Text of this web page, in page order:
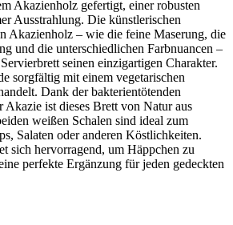
Akazienholz gefertigt, einer robusten
Ausstrahlung. Die künstlerischen
Akazienholz – wie die feine Maserung, die
und die unterschiedlichen Farbnuancen –
seinen einzigartigen Charakter.
sorgfältig mit einem vegetarischen
Dank der bakterientötenden
Akazie ist dieses Brett von Natur aus
weißen Schalen sind ideal zum
Salaten oder anderen Köstlichkeiten.
sich hervorragend, um Häppchen zu
perfekte Ergänzung für jeden gedeckten